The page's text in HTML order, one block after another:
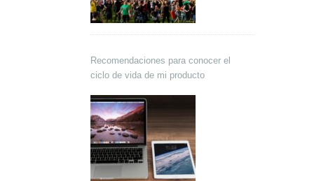
Recomendaciones para conocer el
ciclo de vida de mi producto